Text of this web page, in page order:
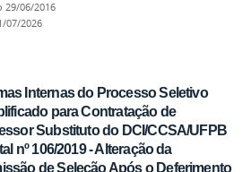
29/06/2016
07/2026
Internas do Processo Seletivo
para Contratação de
Substituto do DCI/CCSA/UFPB
nº 106/2019 - Alteração da
de Seleção Após o Deferimento